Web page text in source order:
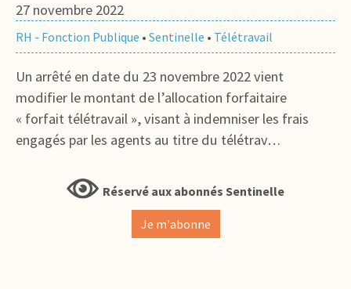
27 novembre 2022
RH - Fonction Publique • Sentinelle • Télétravail
Un arrêté en date du 23 novembre 2022 vient
modifier le montant de l’allocation forfaitaire
« forfait télétravail », visant à indemniser les frais
engagés par les agents au titre du télétrav…
Réservé aux abonnés Sentinelle
Je m'abonne